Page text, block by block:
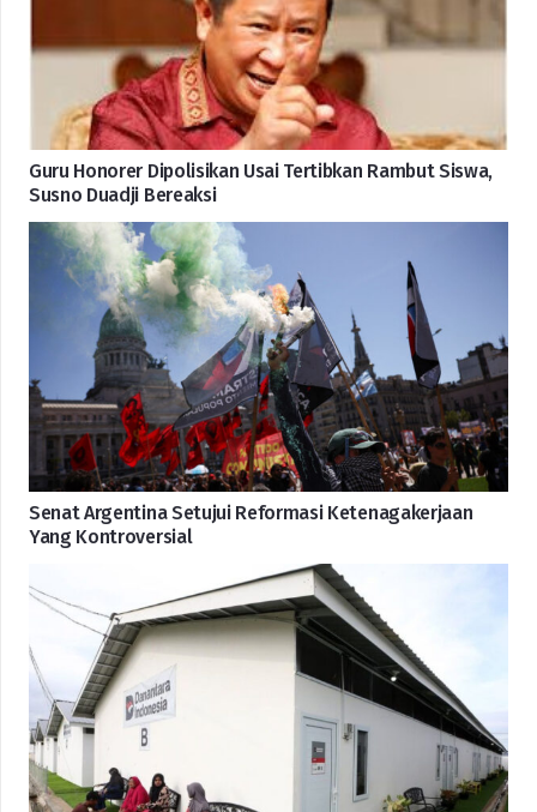
Guru Honorer Dipolisikan Usai Tertibkan Rambut Siswa,
Susno Duadji Bereaksi
Senat Argentina Setujui Reformasi Ketenagakerjaan
Yang Kontroversial